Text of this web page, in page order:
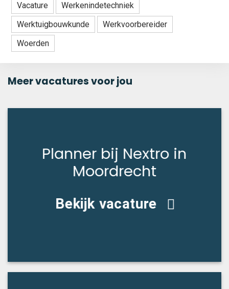
Vacature
Werkenindetechniek
Werktuigbouwkunde
Werkvoorbereider
Woerden
Meer vacatures voor jou
Planner bij Nextro in
Moordrecht
Bekijk vacature